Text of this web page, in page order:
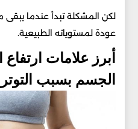
لكن المشكلة تبدأ عندما يبقى
عودة لمستوياته الطبيعية.
أبرز علامات
الجسم بسبب التوتر